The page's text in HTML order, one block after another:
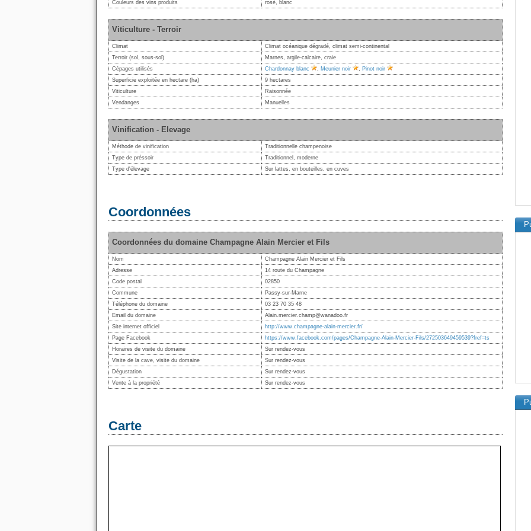
Couleurs des vins produits
rosé, blanc
Viticulture - Terroir
Climat
Climat océanique dégradé, climat semi-continental
Terroir (sol, sous-sol)
Marnes, argile-calcaire, craie
Cépages utilisés
Chardonnay blanc , Meunier noir , Pinot noir
Superficie exploitée en hectare (ha)
9 hectares
Viticulture
Raisonnée
Vendanges
Manuelles
Vinification - Elevage
Méthode de vinification
Traditionnelle champenoise
Type de préssoir
Traditionnel, moderne
Type d'élevage
Sur lattes, en bouteilles, en cuves
Coordonnées
Coordonnées du domaine Champagne Alain Mercier et Fils
Nom
Champagne Alain Mercier et Fils
Adresse
14 route du Champagne
Code postal
02850
Commune
Passy-sur-Marne
Téléphone du domaine
03 23 70 35 48
Email du domaine
Alain.mercier.champ@wanadoo.fr
Site internet officiel
http://www.champagne-alain-mercier.fr/
Page Facebook
https://www.facebook.com/pages/Champagne-Alain-Mercier-Fils/272503649459539?fref=ts
Horaires de visite du domaine
Sur rendez-vous
Visite de la cave, visite du domaine
Sur rendez-vous
Dégustation
Sur rendez-vous
Vente à la propriété
Sur rendez-vous
Carte